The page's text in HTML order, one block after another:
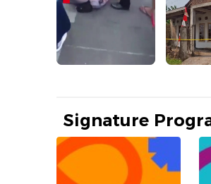
Signature